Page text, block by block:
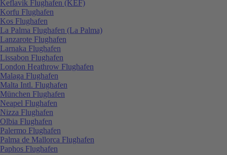
Keflavik Flughafen (KEF)
Korfu Flughafen
Kos Flughafen
La Palma Flughafen (La Palma)
Lanzarote Flughafen
Larnaka Flughafen
Lissabon Flughafen
London Heathrow Flughafen
Malaga Flughafen
Malta Intl. Flughafen
München Flughafen
Neapel Flughafen
Nizza Flughafen
Olbia Flughafen
Palermo Flughafen
Palma de Mallorca Flughafen
Paphos Flughafen